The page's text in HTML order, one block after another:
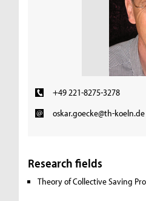
+49 221-8275-3278
oskar.goecke@th-koeln.de
Research fields
Theory of Collective Saving